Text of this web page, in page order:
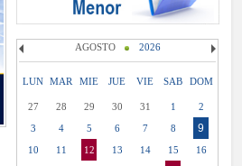
AGOSTO 2026
LUN MAR MIE JUE VIE SAB DOM
27 28 29 30 31 1
2
3
4 5 6 7 8 9
10 11 12 13 14 15
16